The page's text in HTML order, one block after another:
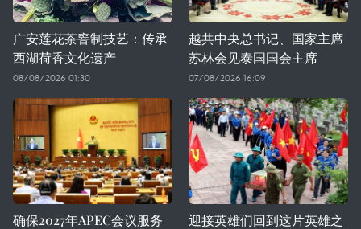
广安莲花茶窨制技艺：传承
西湖荷香文化遗产
08/08/2026 01:30
越共中央总书记、国家主席
苏林会见泰国国会主席
07/08/2026 16:09
确保2027年APEC会议服务
迎接英雄们回到这片英雄之